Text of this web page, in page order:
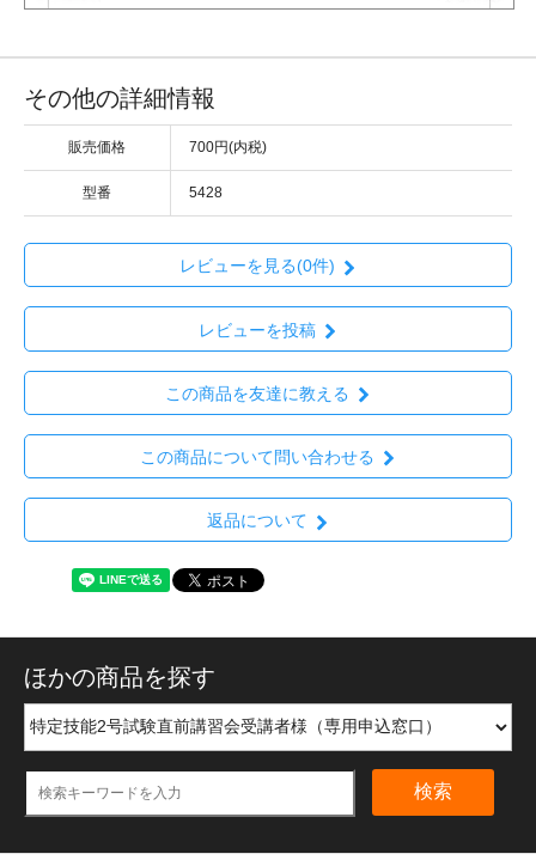
その他の詳細情報
販売価格 700円(内税)
型番 5428
レビューを見る(0件)
レビューを投稿
この商品を友達に教える
この商品について問い合わせる
返品について
ほかの商品を探す
検索